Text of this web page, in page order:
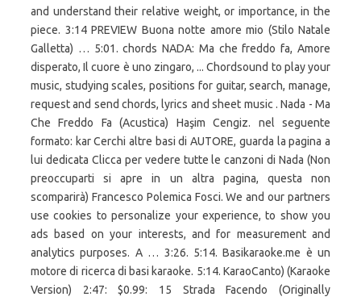
and understand their relative weight, or importance, in the
piece. 3:14 PREVIEW Buona notte amore mio (Stilo Natale
Galletta) … 5:01. chords NADA: Ma che freddo fa, Amore
disperato, Il cuore è uno zingaro, ... Chordsound to play your
music, studying scales, positions for guitar, search, manage,
request and send chords, lyrics and sheet music . Nada - Ma
Che Freddo Fa (Acustica) Haşim Cengiz. nel seguente
formato: kar Cerchi altre basi di AUTORE, guarda la pagina a
lui dedicata Clicca per vedere tutte le canzoni di Nada (Non
preoccuparti si apre in un altra pagina, questa non
scomparirà) Francesco Polemica Fosci. We and our partners
use cookies to personalize your experience, to show you
ads based on your interests, and for measurement and
analytics purposes. A … 3:26. 5:14. Basikaraoke.me è un
motore di ricerca di basi karaoke. 5:14. KaraoCanto) (Karaoke
Version) 2:47: $0.99: 15 Strada Facendo (Originally